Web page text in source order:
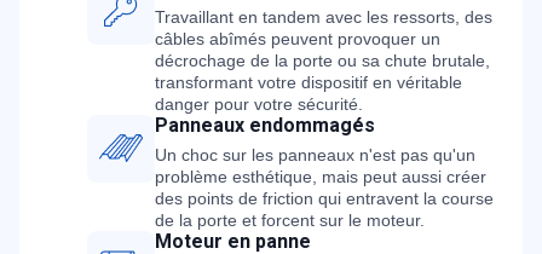
Travaillant en tandem avec les ressorts, des
câbles abîmés peuvent provoquer un
décrochage de la porte ou sa chute brutale,
transformant votre dispositif en véritable
danger pour votre sécurité.
Panneaux endommagés
Un choc sur les panneaux n'est pas qu'un
problème esthétique, mais peut aussi créer
des points de friction qui entravent la course
de la porte et forcent sur le moteur.
Moteur en panne